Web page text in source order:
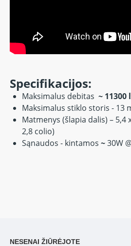
Specifikacijos:
Maksimalus debitas ~ 11300
Maksimalus stiklo storis - 13
Matmenys (šlapia dalis) – 5,4
2,8 colio)
Sąnaudos - kintamos ~30W
NESENAI ŽIŪRĖJOTE